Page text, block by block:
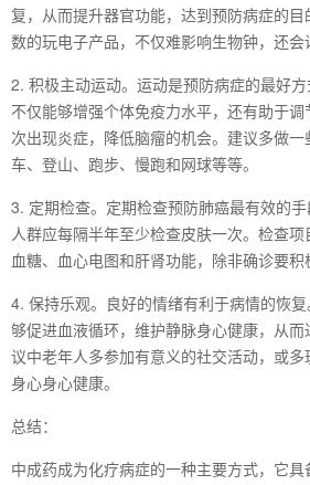
复，从而提升器官功能，达到预防病症的
数的玩电子产品，不仅难影响生物钟，还会
2. 积极主动运动。运动是预防病症的最好
不仅能够增强个体免疫力水平，还有助于
次出现炎症，降低脑瘤的机会。建议多做
车、登山、跑步、慢跑和网球等等。
3. 定期检查。定期检查预防肺癌最有效的
人群应每隔半年至少检查皮肤一次。检查项
血糖、血心电图和肝肾功能，除非确诊要积
4. 保持乐观。良好的情绪有利于病情的恢
够促进血液循环，维护静脉身心健康，从
议中老年人多参加有意义的社交活动，或
身心身心健康。
总结：
中成药成为化疗病症的一种主要方式，它